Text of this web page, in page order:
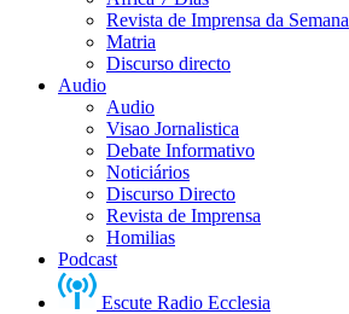
Revista de Imprensa da Semana
Matria
Discurso directo
Audio
Audio
Visao Jornalistica
Debate Informativo
Noticiários
Discurso Directo
Revista de Imprensa
Homilias
Podcast
Escute Radio Ecclesia